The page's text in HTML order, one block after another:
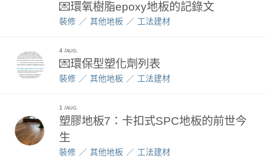
💌環氧樹脂epoxy地板的記錄文
裝修 其他地板 工法建材
4 AUG.
💌環保型塑化劑列表
裝修 其他地板 工法建材
1 AUG.
塑膠地板7：卡扣式SPC地板的前世今
生
裝修 其他地板 工法建材